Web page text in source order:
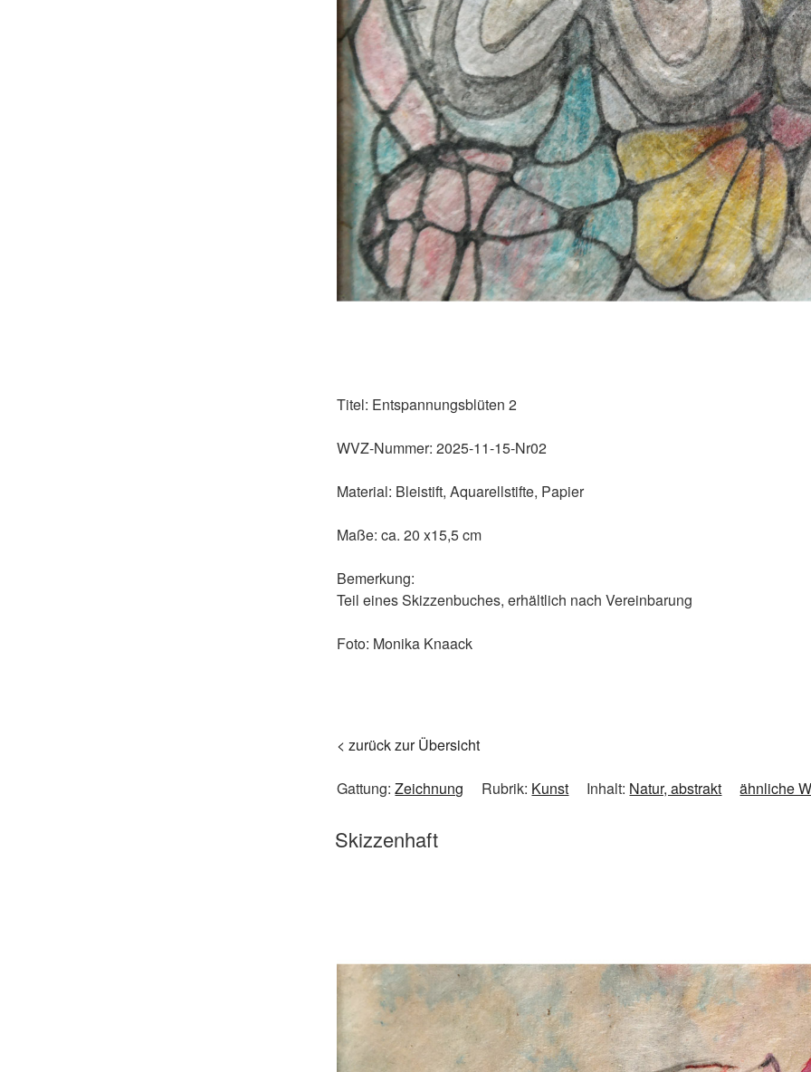
Titel: Entspannungsblüten 2
WVZ-Nummer: 2025-11-15-Nr02
Material: Bleistift, Aquarellstifte, Papier
Maße: ca. 20 x15,5 cm
Bemerkung:
Teil eines Skizzenbuches, erhältlich nach Vereinbarung
Foto: Monika Knaack
< zurück zur Übersicht
Gattung:Zeichnung Rubrik: Kunst Inhalt: Natur, abstrakt ähnliche
Skizzenhaft